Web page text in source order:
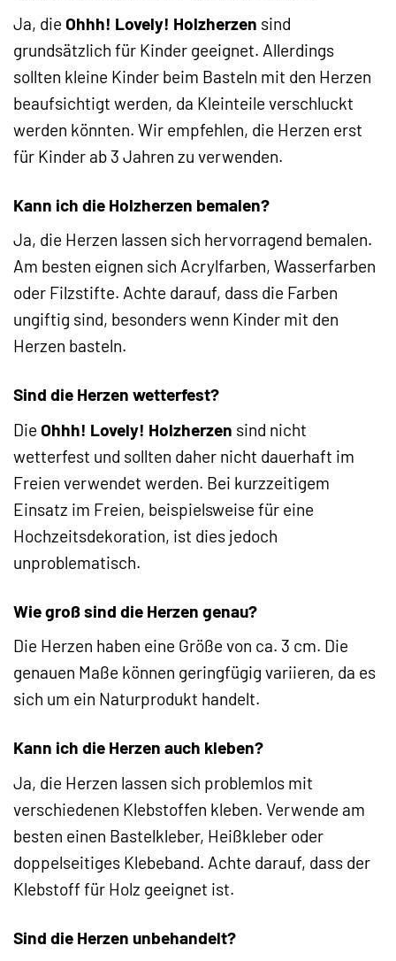
Ja, die Ohhh! Lovely! Holzherzen sind
grundsätzlich für Kinder geeignet. Allerdings
sollten kleine Kinder beim Basteln mit den Herzen
beaufsichtigt werden, da Kleinteile verschluckt
werden könnten. Wir empfehlen, die Herzen erst
für Kinder ab 3 Jahren zu verwenden.
Kann ich die Holzherzen bemalen?
Ja, die Herzen lassen sich hervorragend bemalen.
Am besten eignen sich Acrylfarben, Wasserfarben
oder Filzstifte. Achte darauf, dass die Farben
ungiftig sind, besonders wenn Kinder mit den
Herzen basteln.
Sind die Herzen wetterfest?
Die Ohhh! Lovely! Holzherzen sind nicht
wetterfest und sollten daher nicht dauerhaft im
Freien verwendet werden. Bei kurzzeitigem
Einsatz im Freien, beispielsweise für eine
Hochzeitsdekoration, ist dies jedoch
unproblematisch.
Wie groß sind die Herzen genau?
Die Herzen haben eine Größe von ca. 3 cm. Die
genauen Maße können geringfügig variieren, da es
sich um ein Naturprodukt handelt.
Kann ich die Herzen auch kleben?
Ja, die Herzen lassen sich problemlos mit
verschiedenen Klebstoffen kleben. Verwende am
besten einen Bastelkleber, Heißkleber oder
doppelseitiges Klebeband. Achte darauf, dass der
Klebstoff für Holz geeignet ist.
Sind die Herzen unbehandelt?